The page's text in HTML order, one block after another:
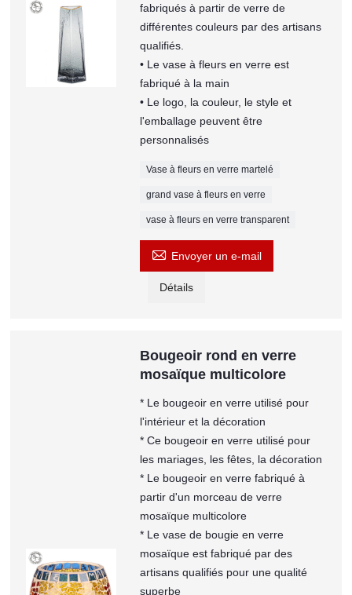
fabriqués à partir de verre de
différentes couleurs par des artisans
qualifiés.
• Le vase à fleurs en verre est
fabriqué à la main
• Le logo, la couleur, le style et
l'emballage peuvent être
personnalisés
Vase à fleurs en verre martelé
grand vase à fleurs en verre
vase à fleurs en verre transparent
 Envoyer un e-mail
Détails
Bougeoir rond en verre
mosaïque multicolore
* Le bougeoir en verre utilisé pour
l'intérieur et la décoration
* Ce bougeoir en verre utilisé pour
les mariages, les fêtes, la décoration
* Le bougeoir en verre fabriqué à
partir d'un morceau de verre
mosaïque multicolore
* Le vase de bougie en verre
mosaïque est fabriqué par des
artisans qualifiés pour une qualité
superbe